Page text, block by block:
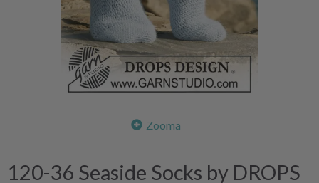
Zooma
120-36 Seaside Socks by DROPS